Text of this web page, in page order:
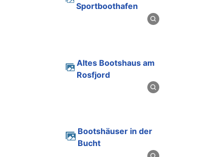
Sportboothafen
Altes Bootshaus am
Rosfjord
Bootshäuser in der
Bucht